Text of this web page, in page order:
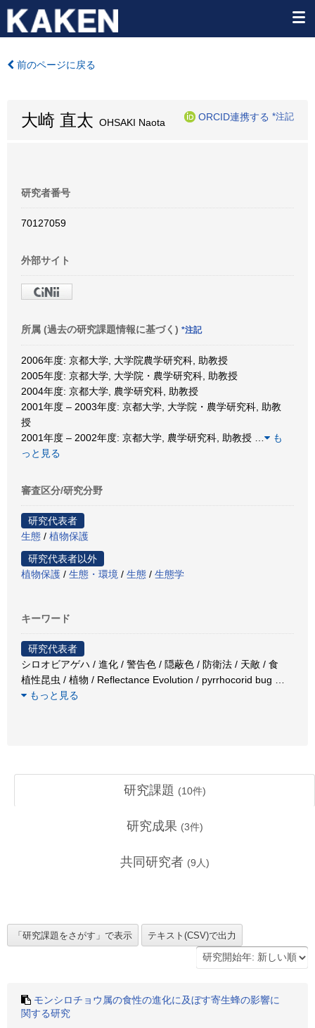
前のページに戻る
大崎 直太 OHSAKI Naota
ORCID連携する *注記
研究者番号
70127059
外部サイト
所属 (過去の研究課題情報に基づく) *注記
2006年度: 京都大学, 大学院農学研究科, 助教授
2005年度: 京都大学, 大学院・農学研究科, 助教授
2004年度: 京都大学, 農学研究科, 助教授
2001年度 – 2003年度: 京都大学, 大学院・農学研究科, 助教
授
2001年度 – 2002年度: 京都大学, 農学研究科, 助教授
も
っと見る
審査区分/研究分野
研究代表者
生態 / 植物保護
研究代表者以外
植物保護 / 生態・環境 / 生態 / 生態学
キーワード
研究代表者
シロオビアゲハ / 進化 / 警告色 / 隠蔽色 / 防衛法 / 天敵 / 食
植性昆虫 / 植物 / Reflectance Evolution / pyrrhocorid bug
もっと見る
研究課題 (10件)
研究成果 (3件)
共同研究者 (9 人)
モンシロチョウ属の食性の進化に及ぼす寄生蜂の影響に
関する研究